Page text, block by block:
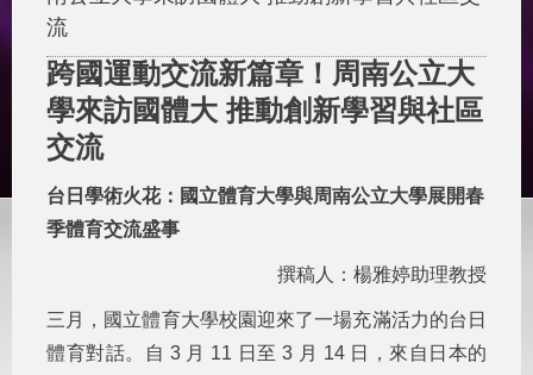
流
跨國運動交流新篇章！周南公立大
學來訪國體大 推動創新學習與社區
交流
台日學術火花：國立體育大學與周南公立大學展開春
季體育交流盛事
撰稿人：楊雅婷助理教授
三月，國立體育大學校園迎來了一場充滿活力的台日
體育對話。自 3 月 11 日至 3 月 14 日，來自日本的